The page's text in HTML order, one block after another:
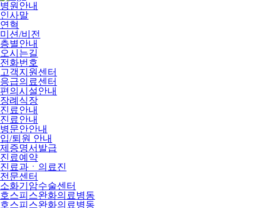
병원안내
인사말
연혁
미션/비전
층별안내
오시는길
전화번호
고객지원센터
응급의료센터
편의시설안내
장례식장
진료안내
진료안내
병문안안내
입/퇴원 안내
제증명서발급
진료예약
진료과ㆍ의료진
전문센터
소화기암수술센터
호스피스완화의료병동
호스피스완화의료병동